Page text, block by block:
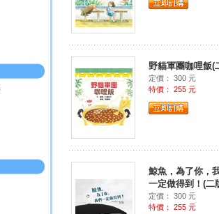
野貓軍團咖哩飯(
定價： 300 元
特價： 255 元
鯨魚，為了你，
一定做得到！(二
定價： 300 元
特價： 255 元